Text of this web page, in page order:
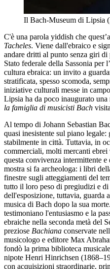
Il Bach-Museum di Lipsia
C'è una parola yiddish che
Tacheles. Viene dall'ebraico e
andare dritti al punto senza giri
Stato federale della Sassonia per
cultura ebraica: un invito a
stratificata, spesso scomoda,
iniziative culturali messe in
Lipsia ha da poco inaugurato una
la famiglia di musicisti Bach
Al tempo di Johann Sebastian
quasi inesistente sul piano
stabilmente in città. Tuttavia, in
commerciali, molti mercanti
questa convivenza intermittente
mostra si fa archeologa: i libri
finestre sugli atteggiamenti del
tutto il loro peso di pregiudizi e
dell'esposizione, tuttavia, guarda
musica di Bach dopo la sua
testimoniano l'entusiasmo e la
ebraiche nella seconda metà del
preziose Bachiana conservate
musicologo e editore Max
fondò la prima biblioteca
nipote Henri Hinrichsen
con acquisizioni straordinarie,